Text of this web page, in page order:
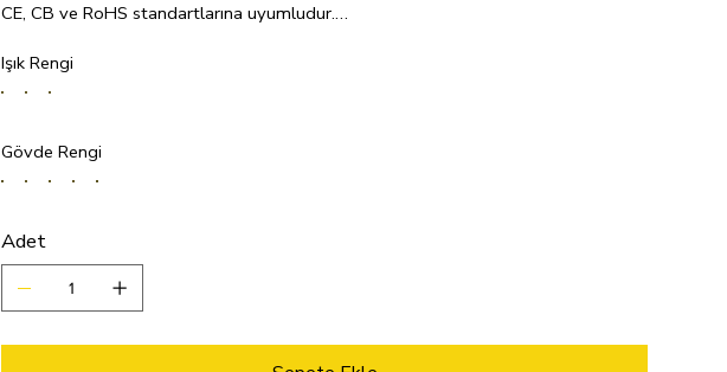
CE, CB ve RoHS standartlarına uyumludur.
kullanımda 10 yıldan uzun kullanım ömrüyle hayatınızı ve bütçenizi aydınlatır.
Işık Rengi
Gövde Rengi
Adet